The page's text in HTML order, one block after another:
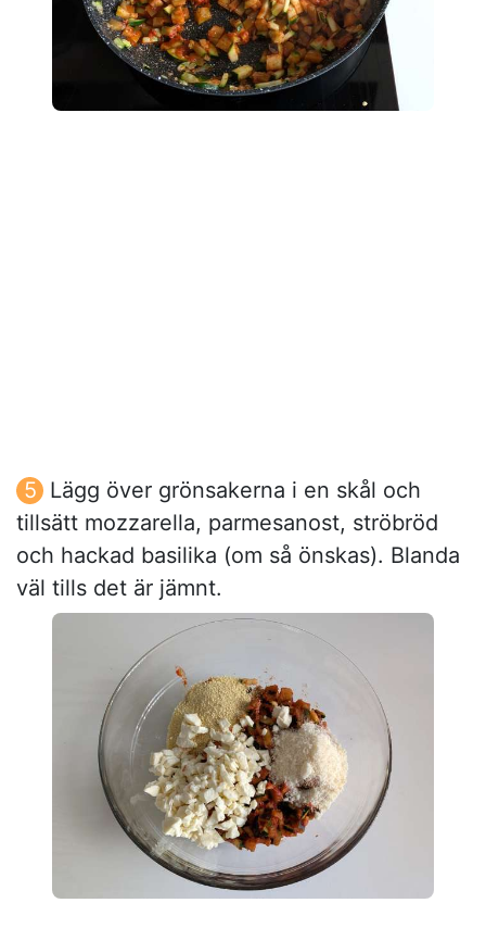
Lägg över grönsakerna i en skål och
tillsätt mozzarella, parmesanost, ströbröd
och hackad basilika (om så önskas). Blanda
väl tills det är jämnt.